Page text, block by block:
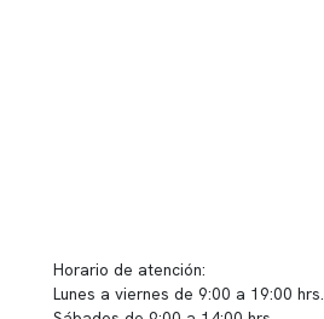
Horario de atención:
Lunes a viernes de 9:00 a 19:00 hrs.